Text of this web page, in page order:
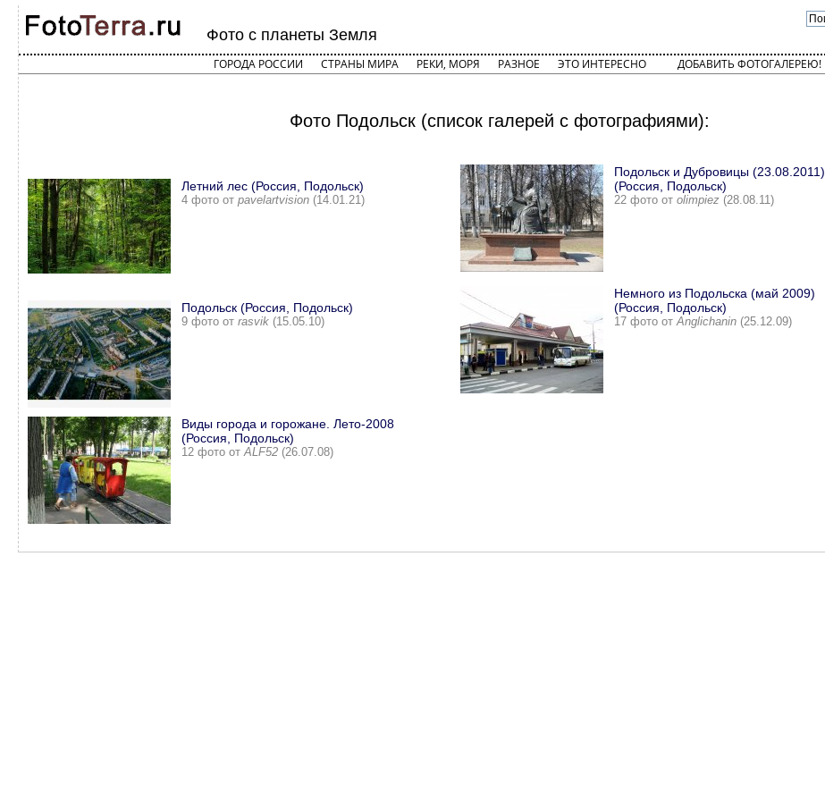
Фото с планеты Земля
ГОРОДА РОССИИ СТРАНЫ МИРА РЕКИ, МОРЯ РАЗНОЕ ЭТО ИНТЕРЕСНО ДОБАВИТЬ ФОТОГАЛЕРЕЮ!
Фото Подольск (список галерей с фотографиями):
Летний лес (Россия, Подольск)
4 фото от pavelartvision (14.01.21)
Подольск и Дубровицы (23.08.2011)
(Россия, Подольск)
22 фото от olimpiez (28.08.11)
Подольск (Россия, Подольск)
9 фото от rasvik (15.05.10)
Немного из Подольска (май 2009)
(Россия, Подольск)
17 фото отAnglichanin (25.12.09)
Виды города и горожане. Лето-2008
(Россия, Подольск)
12 фото отALF52 (26.07.08)